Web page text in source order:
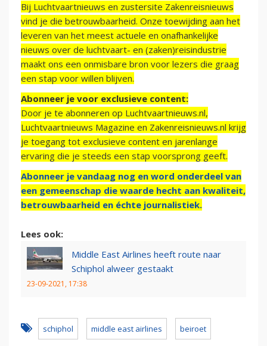
Bij Luchtvaartnieuws en zustersite Zakenreisnieuws
vind je die betrouwbaarheid. Onze toewijding aan het
leveren van het meest actuele en onafhankelijke
nieuws over de luchtvaart- en (zaken)reisindustrie
maakt ons een onmisbare bron voor lezers die graag
een stap voor willen blijven.
Abonneer je voor exclusieve content:
Door je te abonneren op Luchtvaartnieuws.nl,
Luchtvaartnieuws Magazine en Zakenreisnieuws.nl krijg
je toegang tot exclusieve content en jarenlange
ervaring die je steeds een stap voorsprong geeft.
Abonneer je vandaag nog en word onderdeel van
een gemeenschap die waarde hecht aan kwaliteit,
betrouwbaarheid en échte journalistiek.
Lees ook:
Middle East Airlines heeft route naar
Schiphol alweer gestaakt
23-09-2021, 17:38
schiphol middle east airlines beiroet